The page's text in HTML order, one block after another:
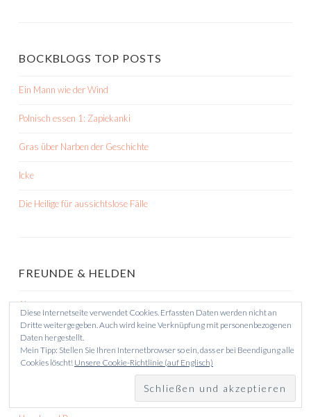
BOCKBLOGS TOP POSTS
Ein Mann wie der Wind
Polnisch essen 1: Zapiekanki
Gras über Narben der Geschichte
Icke
Die Heilige für aussichtslose Fälle
FREUNDE & HELDEN
Ahne
Andreas Gläser
Bov Bjerg
Diese Internetseite verwendet Cookies. Erfassten Daten werden nicht an
Dritte weitergegeben. Auch wird keine Verknüpfung mit personenbezogenen
Daten hergestellt.
Mein Tipp: Stellen Sie Ihren Internetbrowser so ein, dass er bei Beendigung alle
Cookies löscht! Unsere Cookie-Richtlinie (auf Englisch)